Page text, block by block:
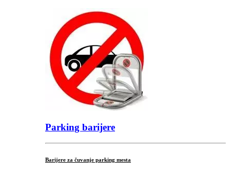
Parking barijere
Barijere za čuvanje parking mesta